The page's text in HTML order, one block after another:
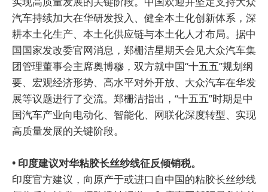
汽车持续加大在华研发投入、健全本土化创新体系，深
耕本土化生产、本土化供应链与本土化人才布局。据中
国国家发改委官网消息，郑栅洁星期天会见大众汽车集
团管理董事会主席奥博穆，双方就中国“十五五”规划纲
要、宏观经济形势、高水平对外开放、大众汽车在华发
展等议题进行了交流。郑栅洁指出，“十五五”时期是中
国汽车产业向电动化、智能化、网联化深度转型、实现
高质量发展的关键阶段。
• 印度建议对华粘胶长丝纱线征反倾销税。
印度官方建议，向原产于或进口自中国的粘胶长丝纱线